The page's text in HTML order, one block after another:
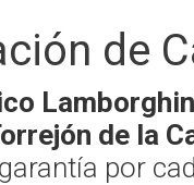
de
de la
garantía por